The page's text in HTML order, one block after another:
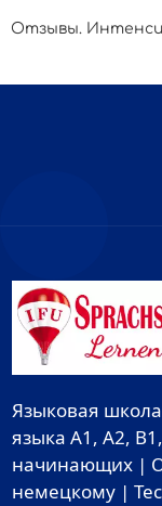
Отзывы.
Языковая
языка A1, A2,
начинающих |
немецкому |